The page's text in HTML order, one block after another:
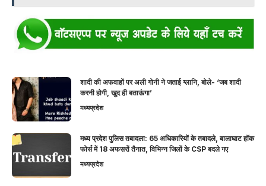
शादी की अफवाहों पर अली गोनी ने जताई ग्लानि, बोले- ‘जब शादी
करनी होगी, खुद ही बताऊंगा’
मध्यप्रदेश
मध्य प्रदेश पुलिस तबादला: 65 अधिकारियों के तबादले, बालाघाट हॉक
फोर्स में 18 अफसरों तैनात, विभिन्न जिलों के CSP बदले गए
मध्यप्रदेश